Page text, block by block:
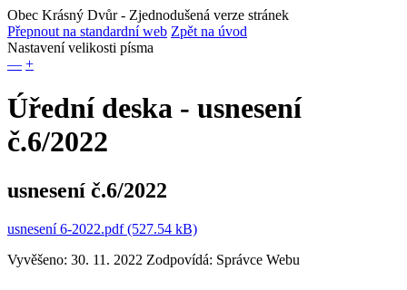
Obec Krásný Dvůr- Zjednodušená verze stránek
Přepnout na standardní web Zpět na úvod
Nastavení velikosti písma
— +
Úřední deska - usnesení
č.6/2022
usnesení č.6/2022
usnesení 6-2022.pdf (527.54 kB)
Vyvěšeno: 30. 11. 2022 Zodpovídá: Správce Webu